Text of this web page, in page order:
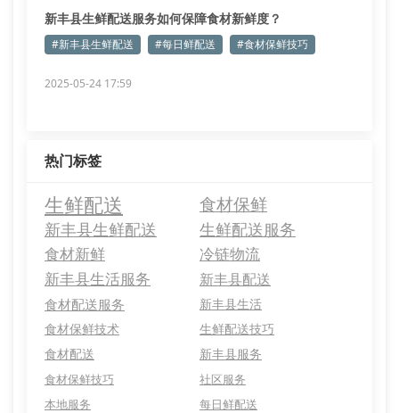
新丰县生鲜配送服务如何保障食材新鲜度？
#新丰县生鲜配送 #每日鲜配送 #食材保鲜技巧
2025-05-24 17:59
热门标签
生鲜配送
食材保鲜
新丰县生鲜配送
生鲜配送服务
食材新鲜
冷链物流
新丰县生活服务
新丰县配送
食材配送服务
新丰县生活
食材保鲜技术
生鲜配送技巧
食材配送
新丰县服务
食材保鲜技巧
社区服务
本地服务
每日鲜配送